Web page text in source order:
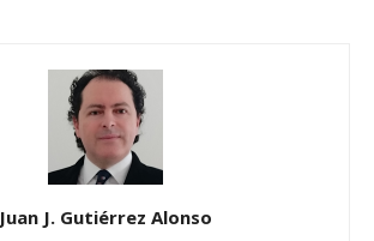
Juan J. Gutiérrez Alonso